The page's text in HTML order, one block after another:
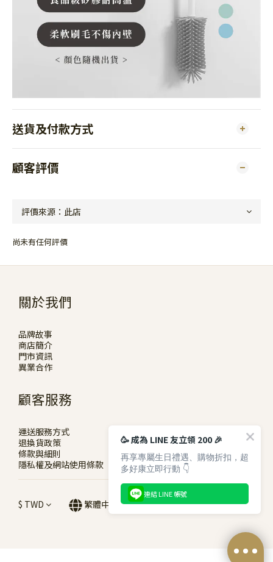
送貨及付款方式
顧客評價
尚未有任何評價
關於我們
品牌故事
商店簡介
門市資訊
異業合作
顧客服務
運送服務方式
退換貨政策
條款與細則
隱私權及網站使用條款
$ TWD 繁體中文
🥳 成為 LINE 友立領 200 🎉
再享專屬生日禮遇、購物折扣，超
多好康立即行動 👇
連結 LINE 帳號